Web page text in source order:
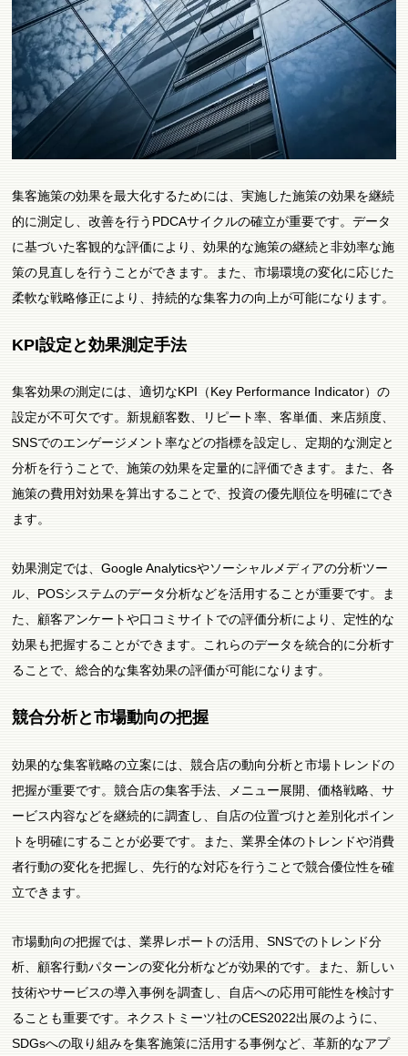
集客施策の効果を最大化するためには、実施した施策の効果を継続
的に測定し、改善を行うPDCAサイクルの確立が重要です。データ
に基づいた客観的な評価により、効果的な施策の継続と非効率な施
策の見直しを行うことができます。また、市場環境の変化に応じた
柔軟な戦略修正により、持続的な集客力の向上が可能になります。
KPI設定と効果測定手法
集客効果の測定には、適切なKPI（Key Performance Indicator）の
設定が不可欠です。新規顧客数、リピート率、客単価、来店頻度、
SNSでのエンゲージメント率などの指標を設定し、定期的な測定と
分析を行うことで、施策の効果を定量的に評価できます。また、各
施策の費用対効果を算出することで、投資の優先順位を明確にでき
ます。
効果測定では、Google Analyticsやソーシャルメディアの分析ツー
ル、POSシステムのデータ分析などを活用することが重要です。ま
た、顧客アンケートや口コミサイトでの評価分析により、定性的な
効果も把握することができます。これらのデータを統合的に分析す
ることで、総合的な集客効果の評価が可能になります。
競合分析と市場動向の把握
効果的な集客戦略の立案には、競合店の動向分析と市場トレンドの
把握が重要です。競合店の集客手法、メニュー展開、価格戦略、サ
ービス内容などを継続的に調査し、自店の位置づけと差別化ポイン
トを明確にすることが必要です。また、業界全体のトレンドや消費
者行動の変化を把握し、先行的な対応を行うことで競合優位性を確
立できます。
市場動向の把握では、業界レポートの活用、SNSでのトレンド分
析、顧客行動パターンの変化分析などが効果的です。また、新しい
技術やサービスの導入事例を調査し、自店への応用可能性を検討す
ることも重要です。ネクストミーツ社のCES2022出展のように、
SDGsへの取り組みを集客施策に活用する事例など、革新的なアプ